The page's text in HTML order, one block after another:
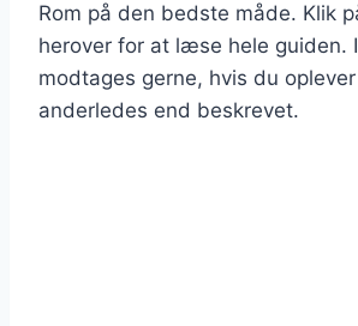
Rom på den bedste måde. Klik
herover for at læse hele guiden.
modtages gerne, hvis du
anderledes end beskrevet.